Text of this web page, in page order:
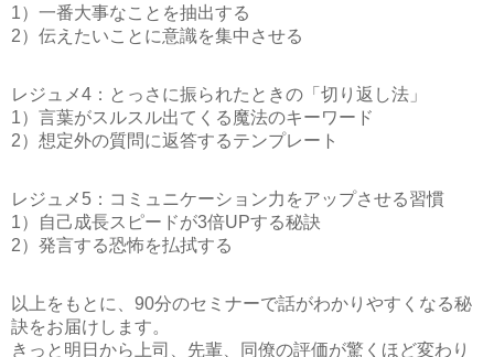
1）一番大事なことを抽出する
2）伝えたいことに意識を集中させる
レジュメ4：とっさに振られたときの「切り返し法」
1）言葉がスルスル出てくる魔法のキーワード
2）想定外の質問に返答するテンプレート
レジュメ5：コミュニケーション力をアップさせる習慣
1）自己成長スピードが3倍UPする秘訣
2）発言する恐怖を払拭する
以上をもとに、90分のセミナーで話がわかりやすくなる秘
訣をお届けします。
きっと明日から上司、先輩、同僚の評価が驚くほど変わり